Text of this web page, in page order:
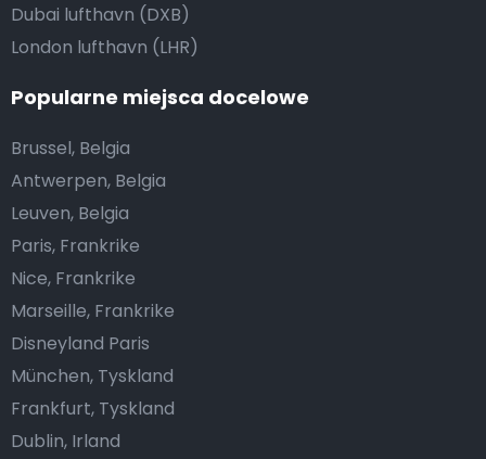
Dubai lufthavn (DXB)
London lufthavn (LHR)
Popularne miejsca docelowe
Brussel, Belgia
Antwerpen, Belgia
Leuven, Belgia
Paris, Frankrike
Nice, Frankrike
Marseille, Frankrike
Disneyland Paris
München, Tyskland
Frankfurt, Tyskland
Dublin, Irland